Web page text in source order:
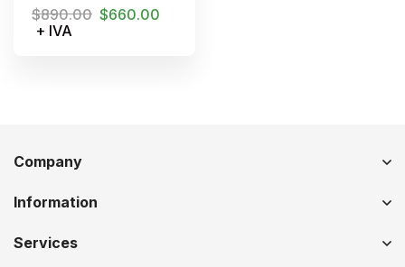
$890.00 $660.00
+ IVA
Company
Information
Services